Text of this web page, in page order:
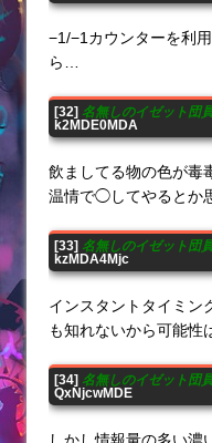
−1/−1カウンターを利
ら…
[32] 名無しのイゼット団
k2MDE0MDA
飲ましてる物の色が毒
温情で◯してやるとか
[33] 名無しのイゼット団
kzMDA4Mjc
インスタントタイミン
も知れないから可能性
[34] 名無しのイゼット団
QxNjcwMDE